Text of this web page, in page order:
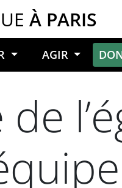
À PARIS
AGIR